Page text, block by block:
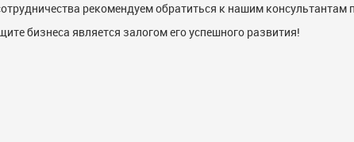
рекомендуем обратиться к нашим
бизнеса является залогом его успешного развития!